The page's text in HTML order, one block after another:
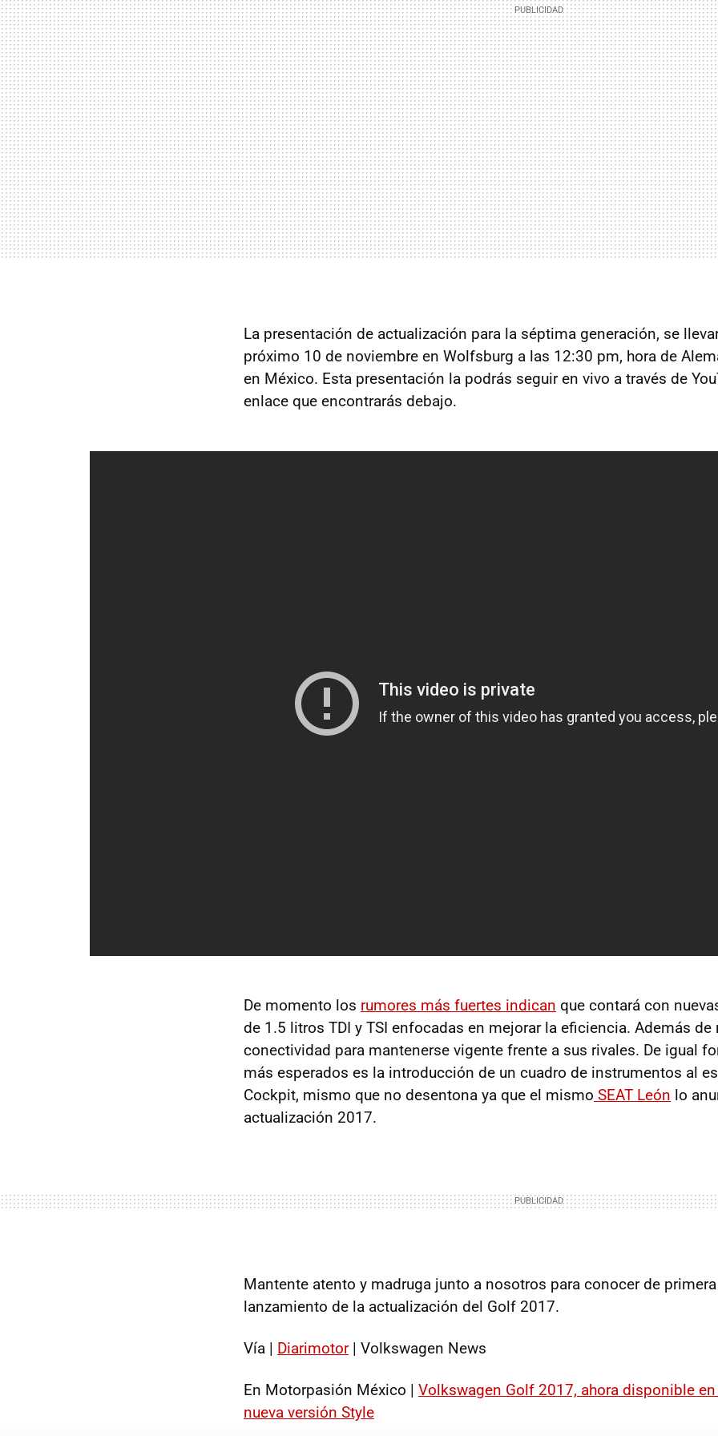
La presentación de actualización para la séptima generación, se
próximo 10 de noviembre en Wolfsburg a las 12:30 pm, hora de
en México. Esta presentación la podrás seguir en vivo a través de
enlace que encontrarás debajo.
De momento los rumores más fuertes indican que contará con
de 1.5 litros TDI y TSI enfocadas en mejorar la eficiencia. Además de
conectividad para mantenerse vigente frente a sus rivales. De igual
más esperados es la introducción de un cuadro de instrumentos al
Cockpit, mismo que no desentona ya que el mismo SEAT León lo
actualización 2017.
Mantente atento y madruga junto a nosotros para conocer de
lanzamiento de la actualización del Golf 2017.
Vía | Diarimotor| Volkswagen News
En Motorpasión México | Volkswagen Golf 2017, ahora disponible
nueva versión Style